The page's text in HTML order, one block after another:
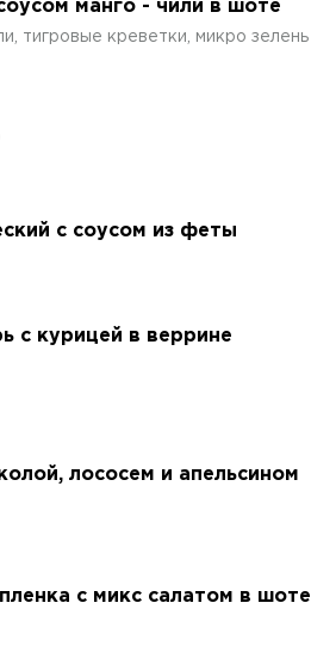
манго - чили в шоте
тигровые креветки, микро зелень
с соусом из феты
с курицей в веррине
лососем и апельсином
с микс салатом в шоте